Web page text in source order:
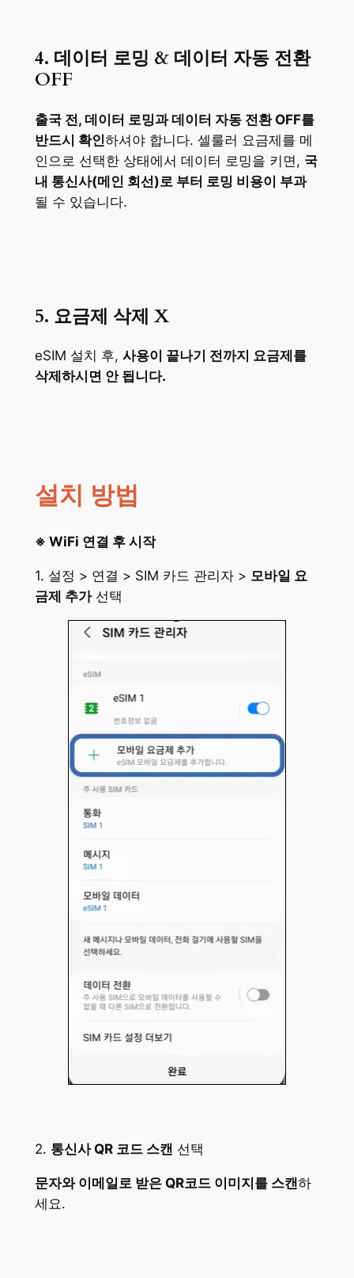
4. 데이터 로밍 & 데이터 자동 전환
OFF
출국 전, 데이터 로밍과 데이터 자동 전환 OFF를
반드시 확인하셔야 합니다. 셀룰러 요금제를 메
인으로 선택한 상태에서 데이터 로밍을 키면, 국
내 통신사(메인 회선)로 부터 로밍 비용이 부과
될 수 있습니다.
5. 요금제 삭제 X
eSIM 설치 후, 사용이 끝나기 전까지 요금제를
삭제하시면 안 됩니다.
설치 방법
※ WiFi 연결 후 시작
1. 설정 > 연결 > SIM 카드 관리자 > 모바일 요
금제 추가선택
2. 통신사 QR 코드 스캔 선택
문자와 이메일로 받은 QR코드 이미지를 스캔하
세요.